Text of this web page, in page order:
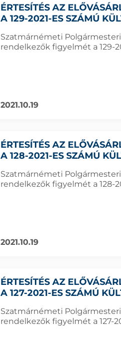
ÉRTESÍTÉS AZ
A 129-2021-ES SZÁMÚ
Szatmárnémeti
rendelkezők figyelmét a 129-
2021.10.19
ÉRTESÍTÉS AZ
A 128-2021-ES SZÁMÚ
Szatmárnémeti
rendelkezők figyelmét a 128-
2021.10.19
ÉRTESÍTÉS AZ
A 127-2021-ES SZÁMÚ
Szatmárnémeti
rendelkezők figyelmét a 127-